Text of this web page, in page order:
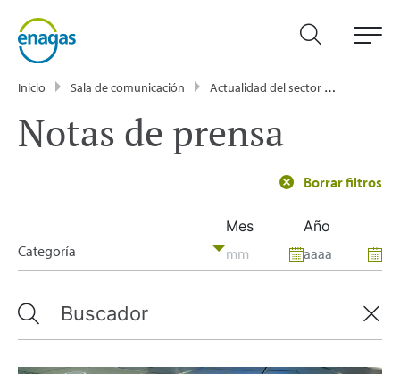
Inicio Sala de comunicación Actualidad del sector energético - Enagás
Notas de prensa
Borrar filtros
Categoría
Mes Año